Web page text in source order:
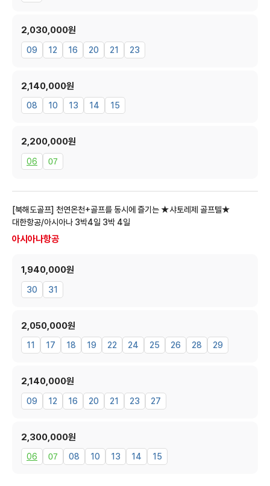
2,030,000원
09 12 16 20 21 23
2,140,000원
08 10 13 14 15
2,200,000원
06 07
[북해도골프] 천연온천+골프를 동시에 즐기는 ★샤토레제 골프텔★
대한항공/아시아나 3박4일 3박 4일
아시아나항공
1,940,000원
30 31
2,050,000원
11 17 18 19 22 24 25 26 28 29
2,140,000원
09 12 16 20 21 23 27
2,300,000원
06 07 08 10 13 14 15